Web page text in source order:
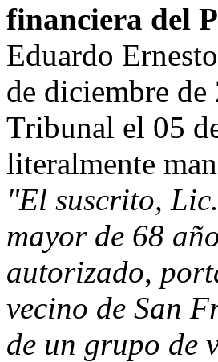
financiera del
Eduardo
de diciembre de
Tribunal el 05
literalmente
"El suscrito,
mayor de 68
autorizado,
vecino de San
de un grupo de